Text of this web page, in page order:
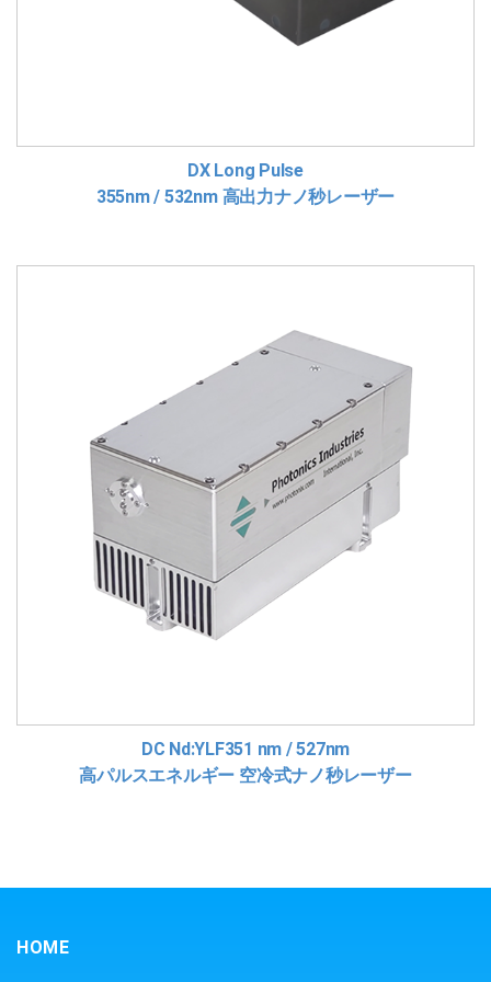
DX Long Pulse
355nm / 532nm 高出力ナノ秒レーザー
DC Nd:YLF351 nm / 527nm
高パルスエネルギー 空冷式ナノ秒レーザー
HOME